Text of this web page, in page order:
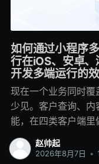
如何通过小程序
行在iOS、安卓
开发多端运行的
现在一个业务同时
少见。客户查询、
能，在四类客户端里
一套业务系统，但
写一套，鸿蒙再做适
赵帅起
2026年8月7日 •